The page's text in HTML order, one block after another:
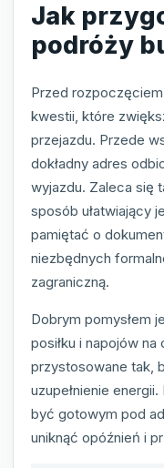
Jak
podróży
Przed
kwestii, które
przejazdu. Przede
dokładny adres
wyjazdu. Zaleca się
sposób ułatwiający
pamiętać o
niezbędnych
zagraniczną.
Dobrym pomysłem
posiłku i napojów
przystosowane tak,
uzupełnienie
być gotowym pod
uniknąć opóźnień i